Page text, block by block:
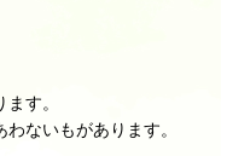
す。
ないもがあります。